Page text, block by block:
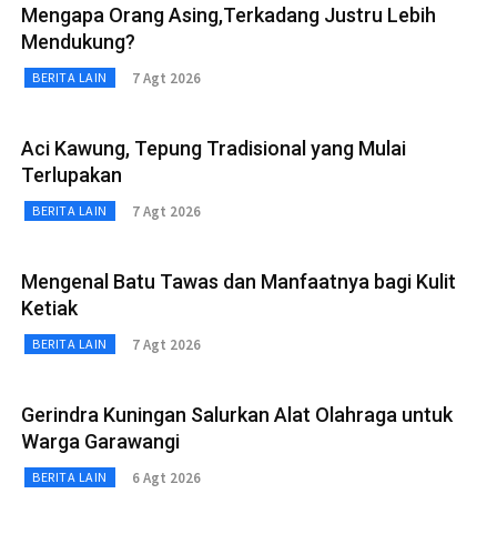
Mengapa Orang Asing,Terkadang Justru Lebih
Mendukung?
BERITA LAIN 7 Agt 2026
Aci Kawung, Tepung Tradisional yang Mulai
Terlupakan
BERITA LAIN 7 Agt 2026
Mengenal Batu Tawas dan Manfaatnya bagi Kulit
Ketiak
BERITA LAIN 7 Agt 2026
Gerindra Kuningan Salurkan Alat Olahraga untuk
Warga Garawangi
BERITA LAIN 6 Agt 2026